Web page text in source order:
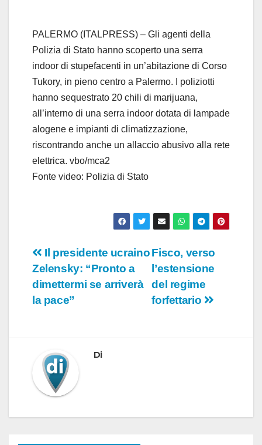
y
V
i
d
e
PALERMO (ITALPRESS) – Gli agenti della
Polizia di Stato hanno scoperto una serra
indoor di stupefacenti in un’abitazione di Corso
Tukory, in pieno centro a Palermo. I poliziotti
hanno sequestrato 20 chili di marijuana,
all’interno di una serra indoor dotata di lampade
alogene e impianti di climatizzazione,
riscontrando anche un allaccio abusivo alla rete
elettrica. vbo/mca2
Fonte video: Polizia di Stato
Navigazione
articoli
Fisco, verso
l’estensione
del regime
forfettario
Il presidente ucraino
Zelensky: “Pronto a
dimettermi se arriverà
la pace”
Di